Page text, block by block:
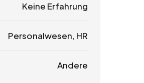
Keine Erfahrung
Personalwesen, HR
Andere